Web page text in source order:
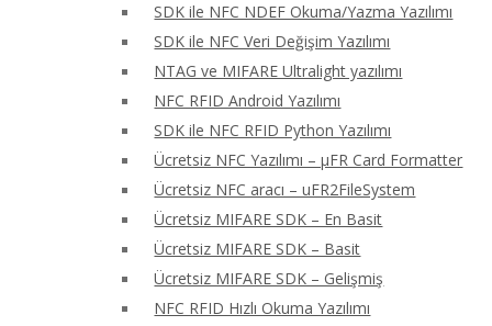
SDK ile NFC NDEF Okuma/Yazma Yazılımı
SDK ile NFC Veri Değişim Yazılımı
NTAG ve MIFARE Ultralight yazılımı
NFC RFID Android Yazılımı
SDK ile NFC RFID Python Yazılımı
Ücretsiz NFC Yazılımı – μFR Card Formatter
Ücretsiz NFC aracı – uFR2FileSystem
Ücretsiz MIFARE SDK – En Basit
Ücretsiz MIFARE SDK – Basit
Ücretsiz MIFARE SDK – Gelişmiş
NFC RFID Hızlı Okuma Yazılımı